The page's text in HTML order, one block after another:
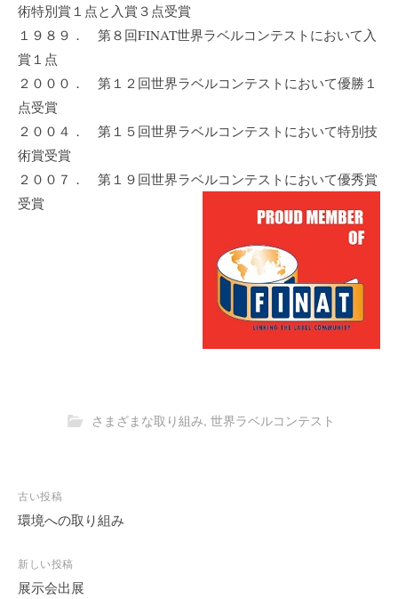
術特別賞１点と入賞３点受賞
１９８９． 第８回FINAT世界ラベルコンテストにおいて入
賞１点
２０００． 第１２回世界ラベルコンテストにおいて優勝１
点受賞
２００４． 第１５回世界ラベルコンテストにおいて特別技
術賞受賞
２００７． 第１９回世界ラベルコンテストにおいて優秀賞
受賞
さまざまな取り組み, 世界ラベルコンテスト
投
稿
ビ
ゲ
古い投稿
環境への取り組み
新しい投稿
展示会出展